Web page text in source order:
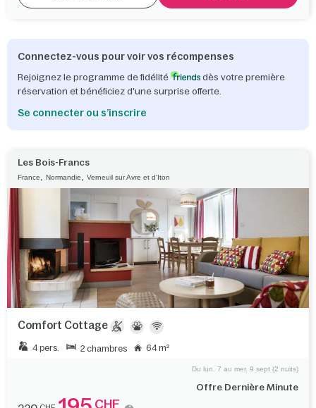
Connectez-vous pour voir vos récompenses
Rejoignez le programme de fidélité
dès votre première
réservation et bénéficiez d'une surprise offerte.
Se connecter ou s’inscrire
Les Bois-Francs
France Normandie Verneuil sur Avre et d'Iton
Comfort Cottage
4 pers. 2 chambres 64 m²
Offre Dernière Minute
Du lun. 7 au mer. 9 sept (2 nuits)
CHF